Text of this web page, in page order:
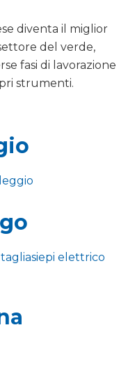
diventa il miglior
del verde,
fasi di lavorazione
strumenti.